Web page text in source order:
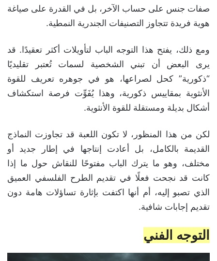
صفات جنس على حساب الآخر، بل في القدرة على صياغة
هوية فريدة تتجاوز التصنيفات الجندرية النمطية.
ومع ذلك، يفتح هذا التوجه الباب لتأويلات أكثر تعقيدًا. قد
يرى البعض أن تبني الشخصية لسمات تُعتبر تقليديًا
“ذكورية” كحل لصراعها، هو في جوهره تعريف للقوة
الأنثوية بمقاييس ذكورية، وهذا يُفَوِّت فرصة استكشاف
أشكال بديلة ومستقلة للقوة الأنثوية.
لكن من هذا المنظور، لا تكون اللعبة قد تجاوزت النماذج
القديمة بالكامل، بل أعادت إنتاجها في إطار جديد أو
مختلف، وهو ما يترك الباب مفتوحًا للنقاش حول ما إذا
كانت قد نجحت فعلًا في تقديم الطرح الفلسفي العميق
الذي تصبو إليه، أم أنها اكتفت بإثارة تساؤلات هامة دون
تقديم إجابات شافية.
التوجه الفني